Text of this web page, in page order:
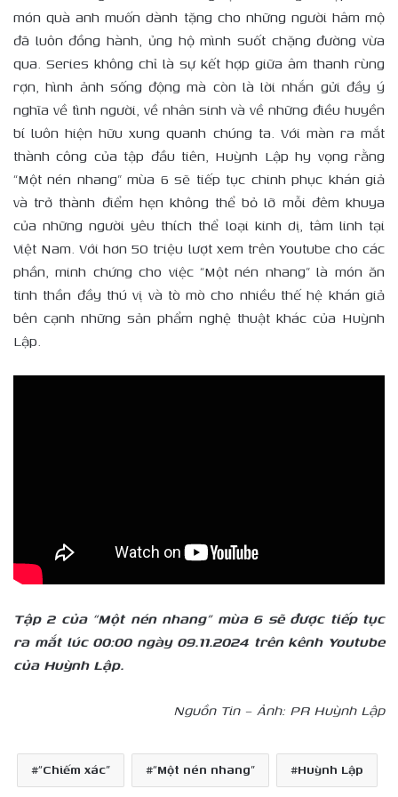
món quà anh muốn dành tặng cho những người hâm mộ
đã luôn đồng hành, ủng hộ mình suốt chặng đường vừa
qua. Series không chỉ là sự kết hợp giữa âm thanh rùng
rợn, hình ảnh sống động mà còn là lời nhắn gửi đầy ý
nghĩa về tình người, về nhân sinh và về những điều huyền
bí luôn hiện hữu xung quanh chúng ta. Với màn ra mắt
thành công của tập đầu tiên, Huỳnh Lập hy vọng rằng
“Một nén nhang” mùa 6 sẽ tiếp tục chinh phục khán giả
và trở thành điểm hẹn không thể bỏ lỡ mỗi đêm khuya
của những người yêu thích thể loại kinh dị, tâm linh tại
Việt Nam.Với hơn 50 triệu lượt xem trên Youtube cho các
phần, minh chứng cho việc “Một nén nhang”là món ăn
tinh thần đầy thú vị và tò mò cho nhiều thế hệ khán giả
bên cạnh những sản phẩm nghệ thuật khác của Huỳnh
Lập.
Tập 2 của “Một nén nhang” mùa 6 sẽ được tiếp tục
ra mắt lúc 00:00 ngày 09.11.2024 trên kênh Youtube
của Huỳnh Lập.
Nguồn Tin – Ảnh: PR Huỳnh Lập
“Chiếm xác” “Một nén nhang” Huỳnh Lập